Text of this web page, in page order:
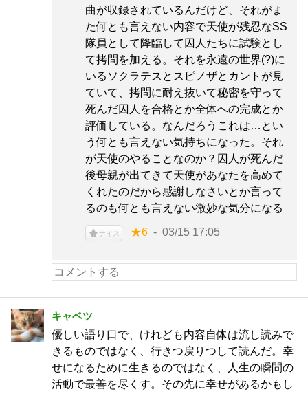
曲が収録されているんだけど、それがま
た何とも言えない内容で天使が残忍なSS
隊員として降臨して囚人たちに試験とし
て拷問を加える。それを永遠の世界(?)に
いるソクラテスとスピノザとカントが見
ていて、拷問に耐え抜いて秘密を守って
死んだ囚人を合格とか全体への完成とか
評価している。なんだろうこれは…とい
う何とも言えない気持ちになった。それ
が天使のやることなのか？囚人が死んだ
後母親が出てきて天使があなたを高めて
くれたのだから感謝しなさいとか言って
るのも何とも言えない微妙な気分になる
ナイス ★6 03/15 17:05
キャベツ
優しい語り口で、けれども内容自体は流し読みで
きるものではなく、行きつ戻りつして読んだ。幸
せになるために生きるのではなく、人生の瞬間の
活動で最善を尽くす。その先に幸せがあるかもし